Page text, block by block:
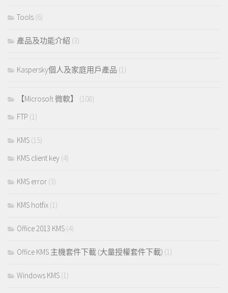
Tools (6)
產品及功能介紹 (3)
Kaspersky個人及家庭用戶產品 (1)
【Microsoft 微軟】
(108)
FTP (1)
KMS (15)
KMS client key (4)
KMS error (3)
KMS hotfix (1)
Office 2013 KMS (4)
Office KMS 主機套件下載 (大量授權套件下載) (1)
Windows KMS (1)